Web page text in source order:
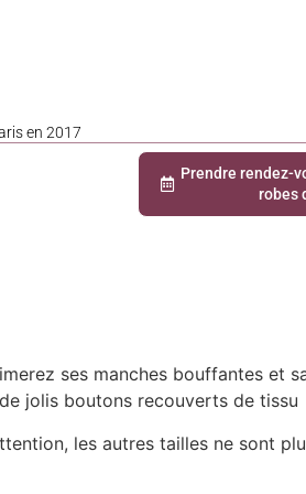
en 2017
Prendre rendez-
robes
ses manches bouffantes et
jolis boutons recouverts de tissu
les autres tailles ne sont